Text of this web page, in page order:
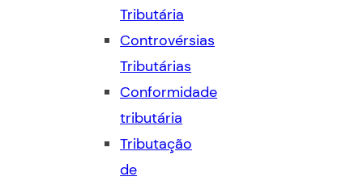
Tributária
Controvérsias
Tributárias
Conformidade
tributária
Tributação
de